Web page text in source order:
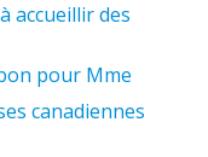
accueillir des
pour Mme
canadiennes